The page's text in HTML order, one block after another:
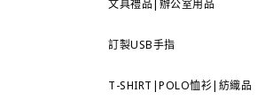
文具禮品|辦公室用品
訂製USB手指
T-SHIRT|POLO恤衫|紡織品